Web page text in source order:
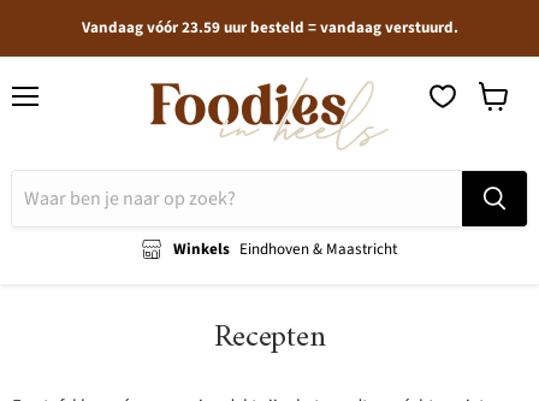
Vandaag vóór 23.59 uur besteld = vandaag verstuurd.
Winkels Eindhoven & Maastricht
Recepten